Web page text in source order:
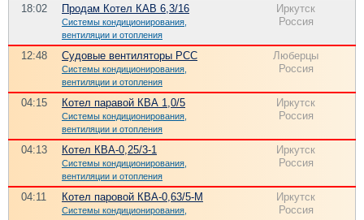
18:02 Продам Котел КАВ 6,3/16
Системы кондиционирования,
вентиляции и отопления
Иркутск
Россия
12:48 Судовые вентиляторы РСС
Системы кондиционирования,
вентиляции и отопления
Люберцы
Россия
04:15 Котел паравой КВА 1,0/5
Системы кондиционирования,
вентиляции и отопления
Иркутск
Россия
04:13 Котел КВА-0,25/3-1
Системы кондиционирования,
вентиляции и отопления
Иркутск
Россия
04:11 Котел паровой КВА-0,63/5-М
Системы кондиционирования,
Иркутск
Россия